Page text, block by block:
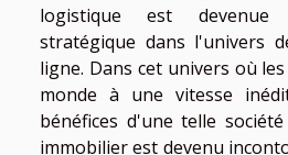
logistique est devenue
stratégique dans l'univers
ligne. Dans cet univers où
monde à une vitesse
bénéfices d'une telle
immobilier est devenu